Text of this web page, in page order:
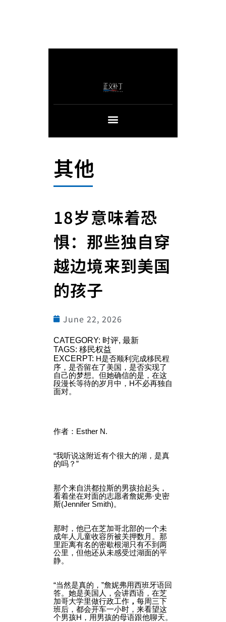
其他
18岁意味着恐
惧：那些独自穿
越边境来到美国
的孩子
June 22, 2026
CATEGORY: 时评, 最新
TAGS: 移民权益
EXCERPT: H是否顺利完成移民程
序，是否留在了美国，是否实现了
自己的梦想。但她确信的是，在这
段漫长等待的岁月中，H不必再独自
面对。
作者：Esther N.
“我听说这附近有个很大的湖，是真
的吗？”
那个来自洪都拉斯的男孩抬起头，
看着坐在对面的志愿者詹妮弗·史密
斯(Jennifer Smith)。
那时，他已在芝加哥北部的一个未
成年人儿童收容所被关押数月。那
里距离有名的密歇根湖只有不到两
公里，但他还从未感受过湖面的平
静。
“当然是真的，”詹妮弗用西班牙语回
答。她是美国人，会讲西语，在芝
加哥大学里做行政工作 ， 每周三下
班后，都会开车一小时，来看望这
个男孩H，用男孩的母语跟他聊天。